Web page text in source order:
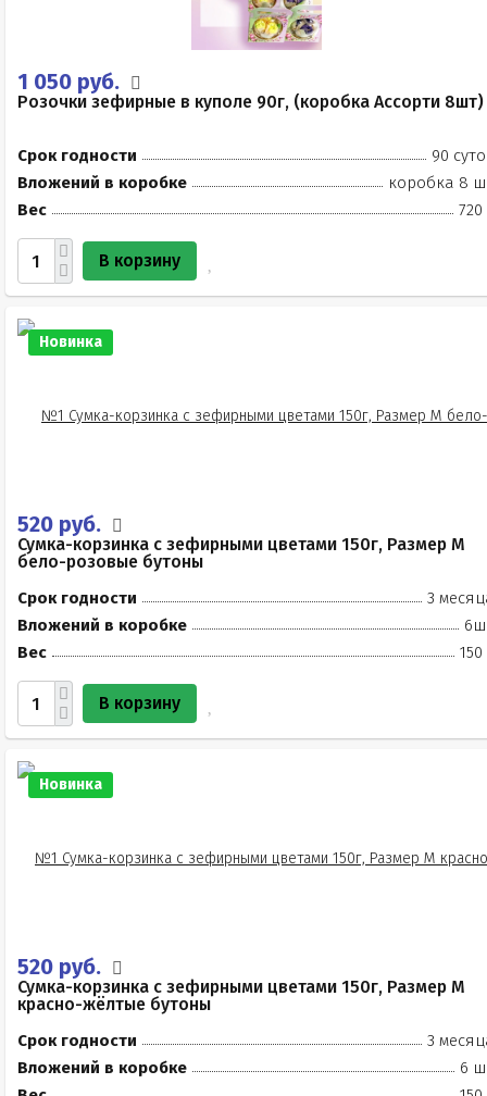
1 050 руб.
Розочки зефирные в куполе 90г, (коробка Ассорти 8шт)
Срок годности
90
Вложений в коробке
коробка 8
Вес
720
В корзину
Новинка
520 руб.
Сумка-корзинка с зефирными цветами 150г, Размер М
бело-розовые бутоны
Срок годности
3
Вложений в коробке
Вес
150
В корзину
Новинка
520 руб.
Сумка-корзинка с зефирными цветами 150г, Размер М
красно-жёлтые бутоны
Срок годности
3
Вложений в коробке
6